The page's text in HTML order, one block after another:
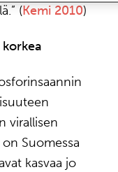
(Kemi 2010)
virallisen
Suomessa
kasvaa jo